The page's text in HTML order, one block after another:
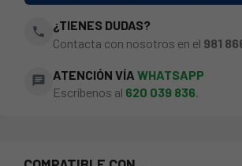
phone
¿TIENES DUDAS?
Contacta con nosotros en el 981
chat ATENCIÓN VÍA WHATSAPP
Escríbenos al 620 039 836.